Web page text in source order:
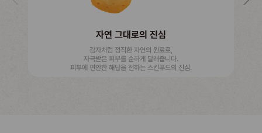
자연 그대로의 진심
감자처럼 정직한 자연의 원료로,
자극받은 피부를 순하게 달래줍니다.
피부에 편안한 해답을 전하는 스킨푸드의 진심.